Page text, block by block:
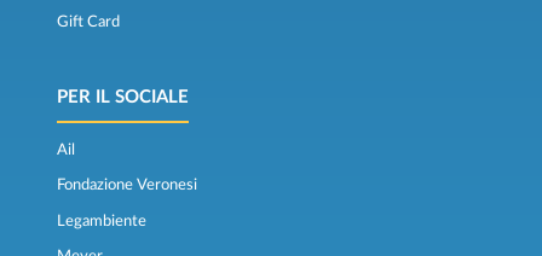
Gift Card
PER IL SOCIALE
Ail
Fondazione Veronesi
Legambiente